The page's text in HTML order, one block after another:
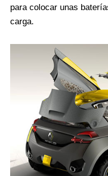
para colocar unas
carga.